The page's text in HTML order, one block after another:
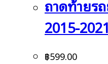
ถาดท้ายร
2015-2021
฿599.00